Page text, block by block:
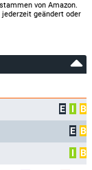
von Amazon.
geändert oder
E I
B
E B
I B